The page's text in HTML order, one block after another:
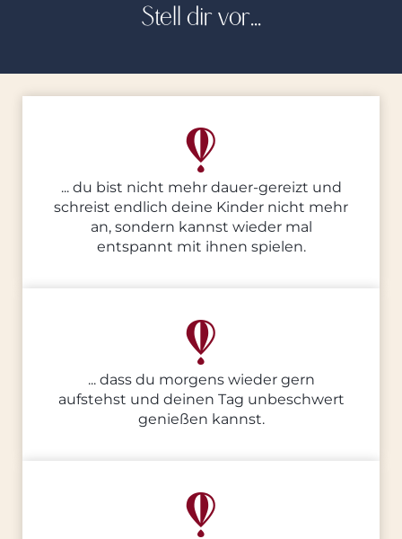
Stell dir vor...
... du bist nicht mehr dauer-gereizt und
schreist endlich deine Kinder nicht mehr
an, sondern kannst wieder mal
entspannt mit ihnen spielen.
... dass du morgens wieder gern
aufstehst und deinen Tag unbeschwert
genießen kannst.